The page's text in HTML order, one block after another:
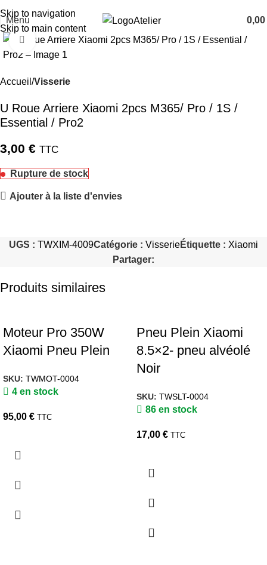
Skip to navigation
Skip to main content
Menu Atelier 0,00
Cliquez pour agrandir
Accueil Visserie
U Roue Arriere Xiaomi 2pcs M365/ Pro / 1S /
Essential / Pro2
3,00 € TTC
Rupture de stock
Ajouter à la liste d'envies
UGS : TWXIM-4009Catégorie : VisserieÉtiquette : Xiaomi
Partager:
Produits similaires
Moteur Pro 350W
Xiaomi Pneu Plein
SKU: TWMOT-0004
4 en stock
95,00 € TTC
Pneu Plein Xiaomi
8.5×2- pneu alvéolé
Noir
SKU: TWSLT-0004
86 en stock
17,00 € TTC